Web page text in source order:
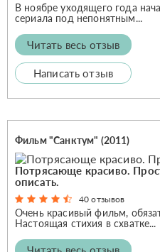
В ноябре уходящего года
сериала под непонятным...
Читать весь отзыв
Написать отзыв
Фильм "Санктум" (2011)
Потрясающе красиво.
описать.
40 отзывов
Очень красивый фильм,
Настоящая стихия в схватке...